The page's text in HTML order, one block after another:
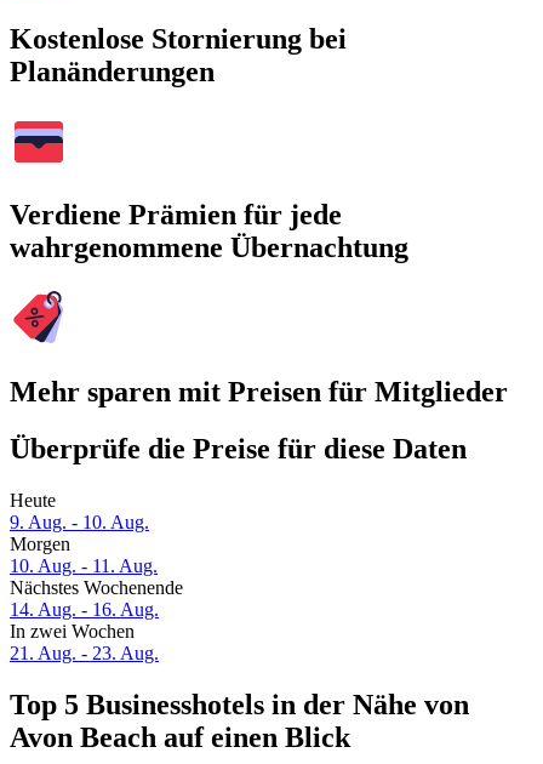
Kostenlose Stornierung bei
Planänderungen
Verdiene Prämien für jede
wahrgenommene Übernachtung
Mehr sparen mit Preisen für Mitglieder
Überprüfe die Preise für diese Daten
Heute
9. Aug. - 10. Aug.
Morgen
10. Aug. - 11. Aug.
Nächstes Wochenende
14. Aug. - 16. Aug.
In zwei Wochen
21. Aug. - 23. Aug.
Top 5 Businesshotels in der Nähe von
Avon Beach auf einen Blick